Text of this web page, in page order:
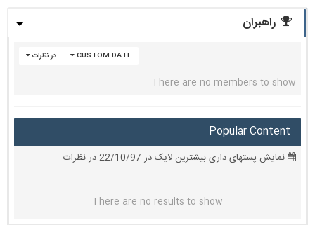
راهبران
در نظرات CUSTOM DATE
There are no members to show
Popular Content
نمایش پستهای داری بیشترین لایک در 22/10/97 در نظرات
There are no results to show